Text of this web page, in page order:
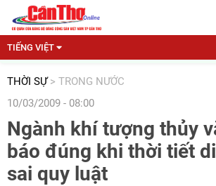
TIẾNG VIỆT
THỜI SỰ > TRONG NƯỚC
10/03/2009 - 08:00
Ngành khí tượng thủy
báo đúng khi thời tiết
sai quy luật